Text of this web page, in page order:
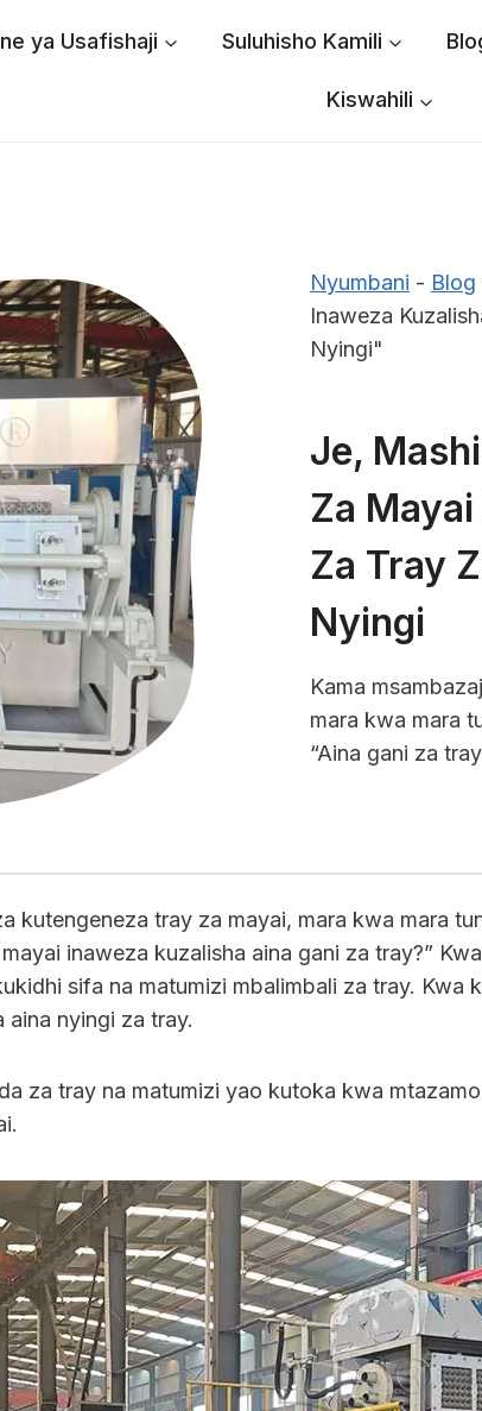
ya Usafishaji Suluhisho Kamili
Kiswahili
Nyumbani - Blog
Inaweza
Nyingi"
Je,
Za
Za Tray
Nyingi
Kama
mara kwa mara
“Aina gani za
kutengeneza tray za mayai, mara kwa mara
inaweza kuzalisha aina gani za tray?”
sifa na matumizi mbalimbali za tray. Kwa
aina nyingi za tray.
za tray na matumizi yao kutoka kwa